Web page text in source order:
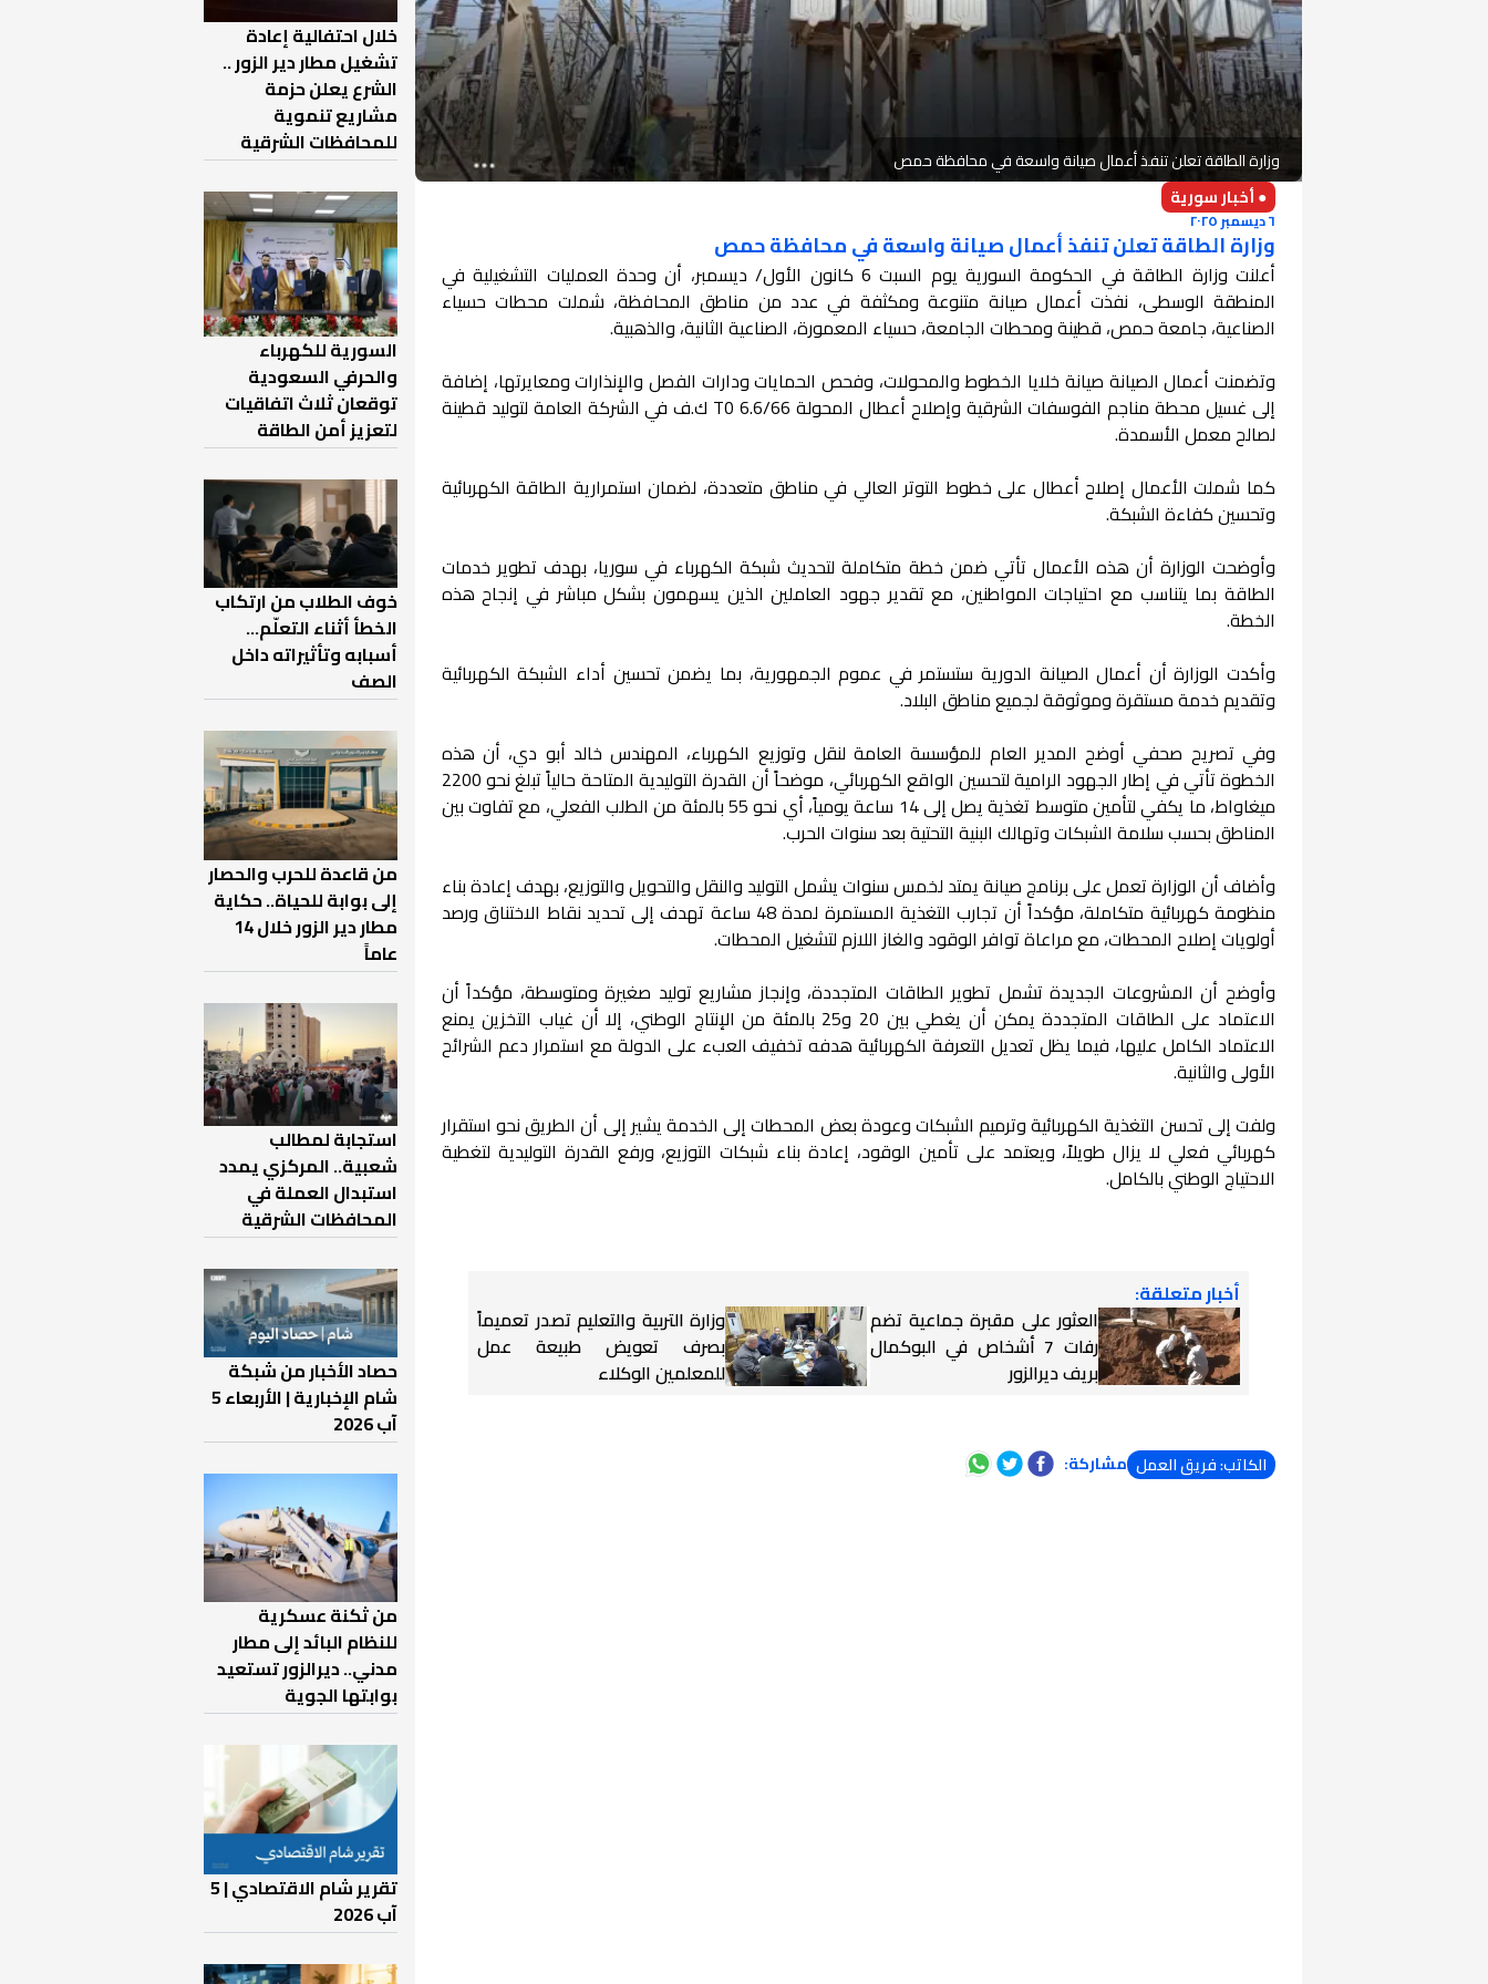
وزارة الطاقة تعلن تنفذ أعمال صيانة واسعة في محافظة حمص
● أخبار سورية
٦ ديسمبر ٢٠٢٥
وزارة الطاقة تعلن تنفذ أعمال صيانة واسعة في محافظة حمص
أعلنت وزارة الطاقة في الحكومة السورية يوم السبت 6 كانون الأول/ ديسمبر، أن وحدة العمليات التشغيلية في
المنطقة الوسطى، نفذت أعمال صيانة متنوعة ومكثفة في عدد من مناطق المحافظة، شملت محطات حسياء
الصناعية، جامعة حمص، قطينة ومحطات الجامعة، حسياء المعمورة، الصناعية الثانية، والذهبية.
وتضمنت أعمال الصيانة صيانة خلايا الخطوط والمحولات، وفحص الحمايات ودارات الفصل والإنذارات ومعايرتها، إضافة
إلى غسيل محطة مناجم الفوسفات الشرقية وإصلاح أعطال المحولة T0 6.6/66 ك.ف في الشركة العامة لتوليد قطينة
لصالح معمل الأسمدة.
كما شملت الأعمال إصلاح أعطال على خطوط التوتر العالي في مناطق متعددة، لضمان استمرارية الطاقة الكهربائية
وتحسين كفاءة الشبكة.
وأوضحت الوزارة أن هذه الأعمال تأتي ضمن خطة متكاملة لتحديث شبكة الكهرباء في سوريا، بهدف تطوير خدمات
الطاقة بما يتناسب مع احتياجات المواطنين، مع تقدير جهود العاملين الذين يسهمون بشكل مباشر في إنجاح هذه
الخطة.
وأكدت الوزارة أن أعمال الصيانة الدورية ستستمر في عموم الجمهورية، بما يضمن تحسين أداء الشبكة الكهربائية
وتقديم خدمة مستقرة وموثوقة لجميع مناطق البلاد.
وفي تصريح صحفي أوضح المدير العام للمؤسسة العامة لنقل وتوزيع الكهرباء، المهندس خالد أبو دي، أن هذه
الخطوة تأتي في إطار الجهود الرامية لتحسين الواقع الكهربائي، موضحاً أن القدرة التوليدية المتاحة حالياً تبلغ نحو 2200
ميغاواط، ما يكفي لتأمين متوسط تغذية يصل إلى 14 ساعة يومياً، أي نحو 55 بالمئة من الطلب الفعلي، مع تفاوت بين
المناطق بحسب سلامة الشبكات وتهالك البنية التحتية بعد سنوات الحرب.
وأضاف أن الوزارة تعمل على برنامج صيانة يمتد لخمس سنوات يشمل التوليد والنقل والتحويل والتوزيع، بهدف إعادة بناء
منظومة كهربائية متكاملة، مؤكداً أن تجارب التغذية المستمرة لمدة 48 ساعة تهدف إلى تحديد نقاط الاختناق ورصد
أولويات إصلاح المحطات، مع مراعاة توافر الوقود والغاز اللازم لتشغيل المحطات.
وأوضح أن المشروعات الجديدة تشمل تطوير الطاقات المتجددة، وإنجاز مشاريع توليد صغيرة ومتوسطة، مؤكداً أن
الاعتماد على الطاقات المتجددة يمكن أن يغطي بين 20 و25 بالمئة من الإنتاج الوطني، إلا أن غياب التخزين يمنع
الاعتماد الكامل عليها، فيما يظل تعديل التعرفة الكهربائية هدفه تخفيف العبء على الدولة مع استمرار دعم الشرائح
الأولى والثانية.
ولفت إلى تحسن التغذية الكهربائية وترميم الشبكات وعودة بعض المحطات إلى الخدمة يشير إلى أن الطريق نحو استقرار
كهربائي فعلي لا يزال طويلاً، ويعتمد على تأمين الوقود، إعادة بناء شبكات التوزيع، ورفع القدرة التوليدية لتغطية
الاحتياج الوطني بالكامل.
أخبار متعلقة:
العثور على مقبرة جماعية تضم
رفات 7 أشخاص في البوكمال
بريف ديرالزور
وزارة التربية والتعليم تصدر تعميماً
بصرف تعويض طبيعة عمل
للمعلمين الوكلاء
الكاتب: فريق العمل مشاركة:
خلال احتفالية إعادة
تشغيل مطار دير الزور ..
الشرع يعلن حزمة
مشاريع تنموية
للمحافظات الشرقية
السورية للكهرباء
والحرفي السعودية
توقعان ثلاث اتفاقيات
لتعزيز أمن الطاقة
خوف الطلاب من ارتكاب
الخطأ أثناء التعلّم…
أسبابه وتأثيراته داخل
الصف
من قاعدة للحرب والحصار
إلى بوابة للحياة.. حكاية
مطار دير الزور خلال 14
عاماً
استجابة لمطالب
شعبية.. المركزي يمدد
استبدال العملة في
المحافظات الشرقية
حصاد الأخبار من شبكة
شام الإخبارية | الأربعاء 5
آب 2026
من ثكنة عسكرية
للنظام البائد إلى مطار
مدني.. ديرالزور تستعيد
بوابتها الجوية
تقرير شام الاقتصادي | 5
آب 2026